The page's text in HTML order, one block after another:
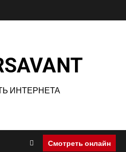
ИНТЕРНЕТА
Смотреть онлайн